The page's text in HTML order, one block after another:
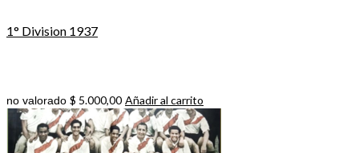
1° Division 1937
no valorado $ 5.000,00 Añadir al carrito